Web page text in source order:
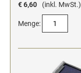
€ 6,60
(inkl. MwSt.)
Menge: